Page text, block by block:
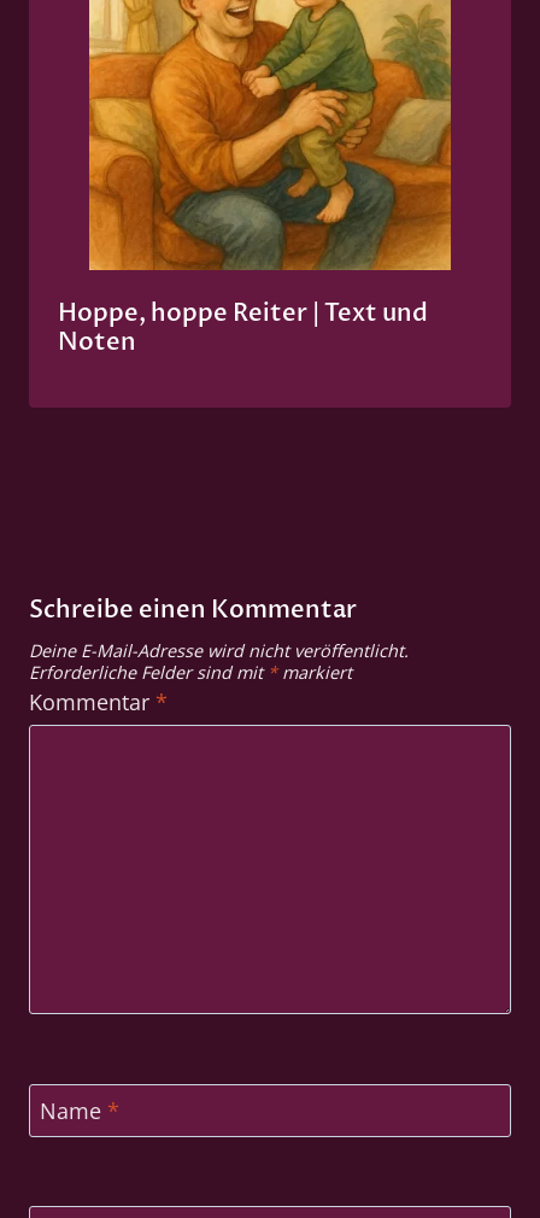
Hoppe, hoppe Reiter | Text und
Noten
Schreibe einen Kommentar
Deine E-Mail-Adresse wird nicht veröffentlicht.
Erforderliche Felder sind mit *markiert
Kommentar *
Name *